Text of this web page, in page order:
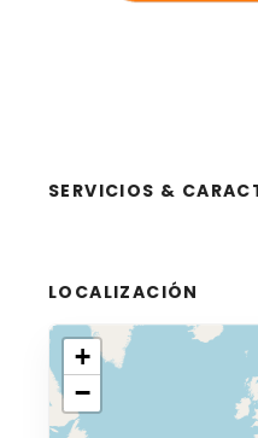
SERVICIOS &
LOCALIZACIÓN
+
−